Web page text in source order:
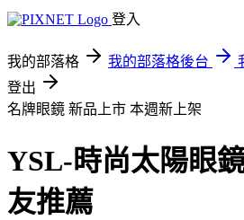
登入
我的部落格 我的部落格後台
登出
名牌眼鏡 新品上市 本週新上架
YSL-時尚太陽眼
友推薦